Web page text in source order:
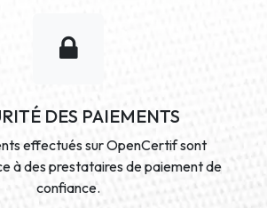
DES PAIEMENTS
effectués sur OpenCertif sont
à des prestataires de paiement de
confiance.